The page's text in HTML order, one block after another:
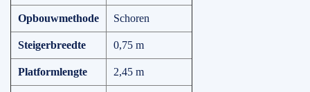
Opbouwmethode Schoren
Steigerbreedte 0,75 m
Platformlengte 2,45 m